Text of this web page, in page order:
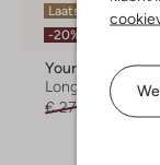
Laatste item
-20%
Your Wishes
Longsleeve
€ 27,95
€ 21,99